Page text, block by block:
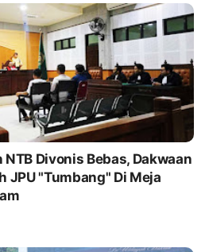
Divonis Bebas, Dakwaan
JPU "Tumbang" Di Meja